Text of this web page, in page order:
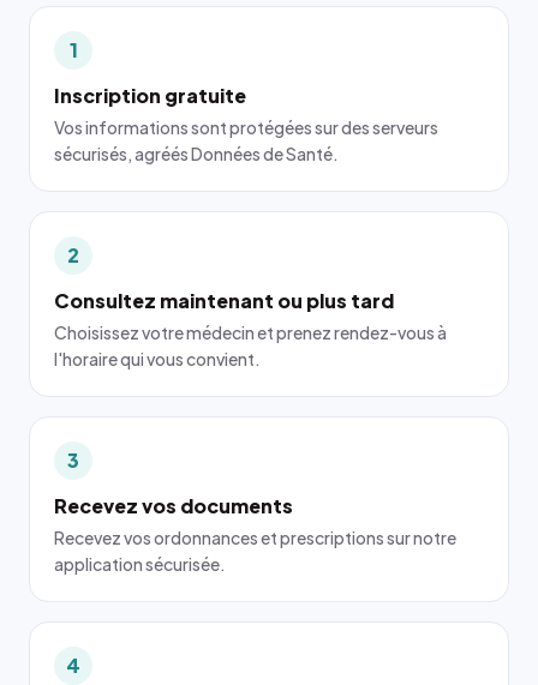
1
Inscription gratuite
Vos informations sont protégées sur des serveurs
sécurisés, agréés Données de Santé.
2
Consultez maintenant ou plus tard
Choisissez votre médecin et prenez rendez-vous à
l'horaire qui vous convient.
3
Recevez vos documents
Recevez vos ordonnances et prescriptions sur notre
application sécurisée.
4